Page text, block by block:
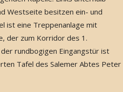
Westseite besitzen ein- und
ist eine Treppenanlage mit
der zum Korridor des 1.
rundbogigen Eingangstür ist
Tafel des Salemer Abtes Peter